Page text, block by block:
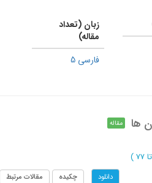
زبان (تعداد
مقاله)
فارسی 5
ها مقاله
)
دانلود چکیده مقالات مرتبط